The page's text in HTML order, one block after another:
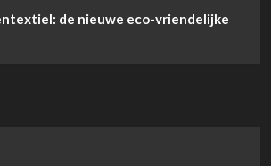
de nieuwe eco-vriendelijke